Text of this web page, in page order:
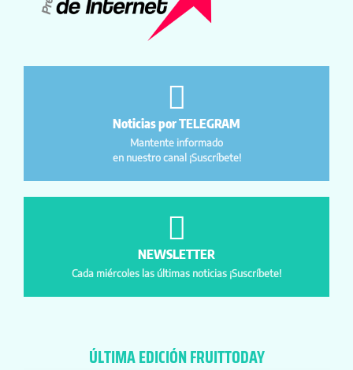
Noticias por TELEGRAM
Mantente informado
en nuestro canal ¡Suscríbete!
NEWSLETTER
Cada miércoles las últimas noticias ¡Suscríbete!
ÚLTIMA EDICIÓN FRUITTODAY